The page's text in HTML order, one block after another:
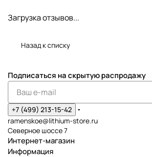
Загрузка отзывов...
Назад к списку
Подписаться на скрытую распродажу
+7 (499) 213-15-42
ramenskoe@lithium-store.ru
Северное шоссе 7
Интернет-магазин
Информация